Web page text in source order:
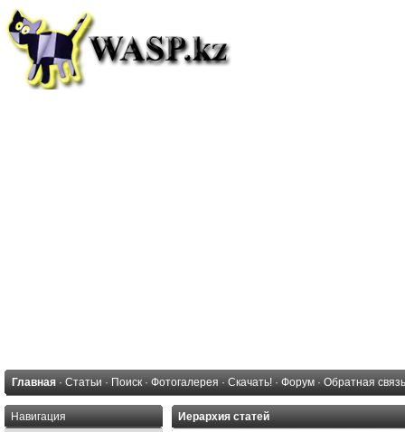
Главная · Статьи · Поиск · Фотогалерея · Скачать! · Форум · Обратная связь
Навигация Иерархия статей